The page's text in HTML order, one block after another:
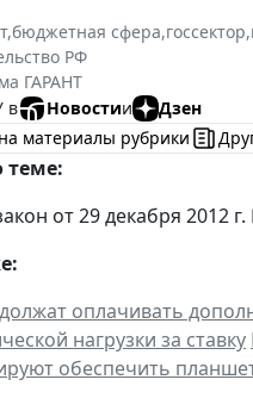
,бюджетная сфера,госсектор,
РФ
ГАРАНТ
в
Новостии
Дзен
материалы рубрики
теме:
от 29 декабря 2012
оплачивать
нагрузки за ставку
обеспечить